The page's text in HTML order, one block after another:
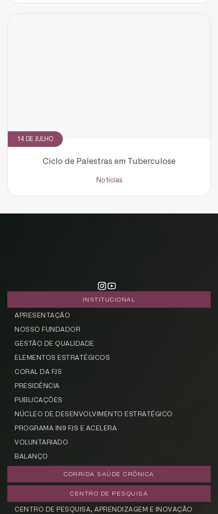
14 DE JULHO
Ciclo de Palestras em Tuberculose
Notícias
INSTITUCIONAL
APRESENTAÇÃO
NOSSO FUNDADOR
GESTÃO DE QUALIDADE
ELEMENTOS ESTRATÉGICOS
CORAL DA FJS
PRESIDÊNCIA
PUBLICAÇÕES
NÚCLEO DE DESENVOLVIMENTO ESTRATÉGICO
PROGRAMA IN9 FJS E ACELERA
VOLUNTARIADO
BALANÇO
CORRIDA SAÚDE CRÔNICA
CENTRO DE PESQUISA
CENTRO DE PESQUISA, APRENDIZAGEM E INOVAÇÃO